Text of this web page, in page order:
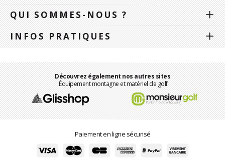
QUI SOMMES-NOUS ?
INFOS PRATIQUES
Découvrez également nos autres sites
Équipement montagne et matériel de golf
Paiement en ligne sécurisé